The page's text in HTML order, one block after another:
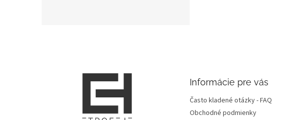
Informácie pre vás
Často kladené otázky - FAQ
Obchodné podmienky